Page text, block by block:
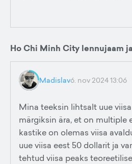
Ho Chi Minh City lennujaam
Madislav6. nov 2024 13:06
Mina teeksin lihtsalt uue
märgiksin ära, et on multiple
kastike on olemas viisa
uue viisa eest 50 dollarit ja
tehtud viisa peaks